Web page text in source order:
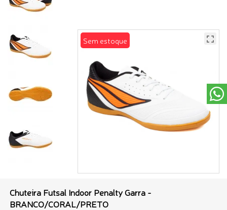
Sem estoque
Chuteira Futsal Indoor Penalty Garra -
BRANCO/CORAL/PRETO